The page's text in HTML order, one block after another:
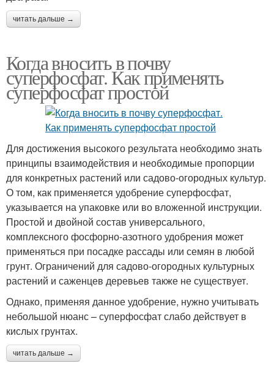
читать дальше →
Когда вносить в почву
суперфосфат. Как применять
суперфосфат простой
Для достижения высокого результата необходимо знать
принципы взаимодействия и необходимые пропорции
для конкретных растений или садово-огородных культур.
О том, как применяется удобрение суперфосфат,
указывается на упаковке или во вложенной инструкции.
Простой и двойной состав универсального,
комплексного фосфорно-азотного удобрения может
применяться при посадке рассады или семян в любой
грунт. Ограничений для садово-огородных культурных
растений и саженцев деревьев также не существует.
Однако, применяя данное удобрение, нужно учитывать
небольшой нюанс – суперфосфат слабо действует в
кислых грунтах.
читать дальше →